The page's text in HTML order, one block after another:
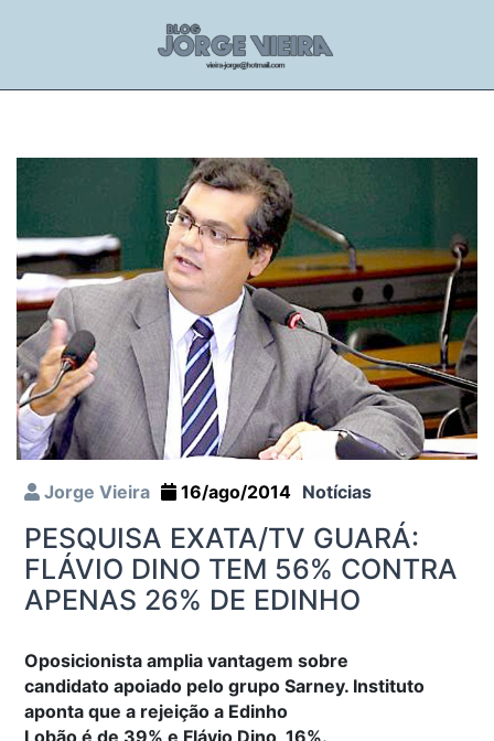
Jorge Vieira 16/ago/2014 Notícias
PESQUISA EXATA/TV GUARÁ:
FLÁVIO DINO TEM 56% CONTRA
APENAS 26% DE EDINHO
Oposicionista amplia vantagem sobre
candidato apoiado pelo grupo Sarney. Instituto
aponta que a rejeição a Edinho
Lobão é de 39% e Flávio Dino, 16%.